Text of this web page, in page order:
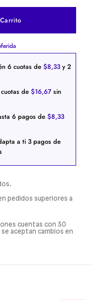
6 cuotas de $8,33 y 2
cuotas de $16,67 sin
6 pagos de $8,33
a ti 3 pagos de
pedidos superiores a
cuentas con 30
aceptan cambios en